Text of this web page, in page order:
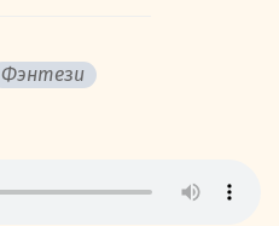
Фэнтези